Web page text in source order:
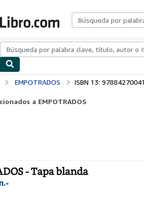
Colecciones Libros antiguosArte y
EMPOTRADOS ISBN 13:
a EMPOTRADOS
- Tapa blanda